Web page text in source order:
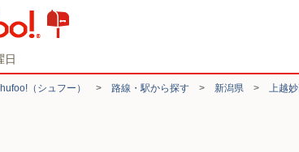
日
（シュフー） > 路線・駅から探す > 新潟県 > 上越